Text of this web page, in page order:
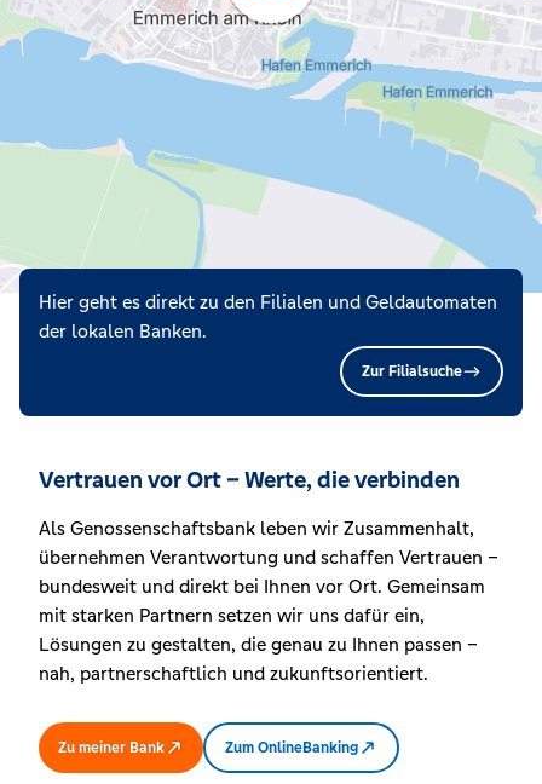
Hier geht es direkt zu den Filialen und Geldautomaten
der lokalen Banken.
Zur Filialsuche
Vertrauen vor Ort – Werte, die verbinden
Als Genossenschaftsbank leben wir Zusammenhalt,
übernehmen Verantwortung und schaffen Vertrauen –
bundesweit und direkt bei Ihnen vor Ort. Gemeinsam
mit starken Partnern setzen wir uns dafür ein,
Lösungen zu gestalten, die genau zu Ihnen passen –
nah, partnerschaftlich und zukunftsorientiert.
Zu meiner Bank Zum OnlineBanking